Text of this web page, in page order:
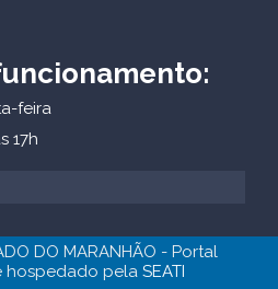
feira
17h
DO MARANHÃO - Portal
hospedado pela SEATI